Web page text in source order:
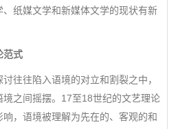
纸媒文学和新媒体文学的现状有新
范式
往陷入语境的对立和割裂之中，
之间摇摆。17至18世纪的文艺理论
，语境被理解为先在的、客观的和